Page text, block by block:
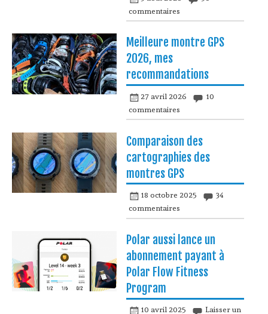
commentaires
Meilleure montre GPS
2026, mes
recommandations
27 avril 2026
10
commentaires
Comparaison des
cartographies des
montres GPS
18 octobre 2025
34
commentaires
Polar aussi lance un
abonnement payant à
Polar Flow Fitness
Program
10 avril 2025
Laisser un